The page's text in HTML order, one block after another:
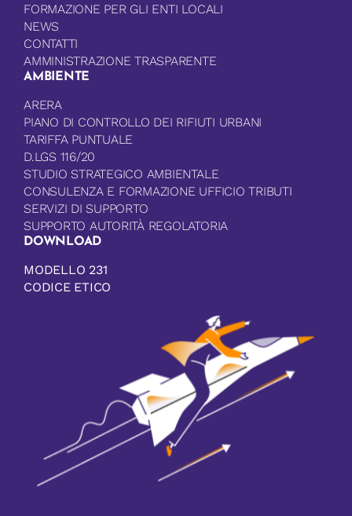
FORMAZIONE PER GLI ENTI LOCALI
NEWS
CONTATTI
AMMINISTRAZIONE TRASPARENTE
AMBIENTE
ARERA
PIANO DI CONTROLLO DEI RIFIUTI URBANI
TARIFFA PUNTUALE
D.LGS 116/20
STUDIO STRATEGICO AMBIENTALE
CONSULENZA E FORMAZIONE UFFICIO TRIBUTI
SERVIZI DI SUPPORTO
SUPPORTO AUTORITÀ REGOLATORIA
DOWNLOAD
MODELLO 231
CODICE ETICO